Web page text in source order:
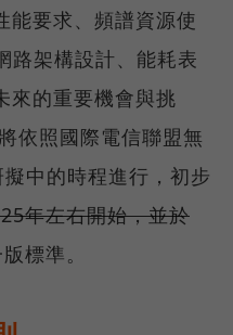
能要求、頻譜資源使
路架構設計、能耗表
來的重要機會與挑
依照國際電信聯盟無
中的時程進行，初步
年左右開始，並於
標準。